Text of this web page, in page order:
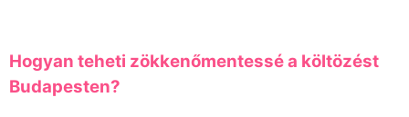
Hogyan teheti zökkenőmentessé a költözést
Budapesten?